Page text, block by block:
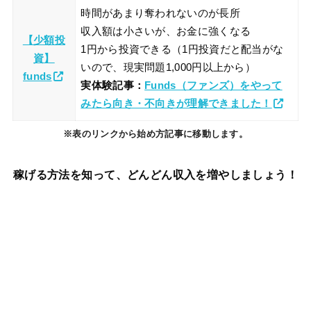
【少額投
資】
funds
時間があまり奪われないのが長所
収入額は小さいが、お金に強くなる
1円から投資できる（1円投資だと配当がな
いので、現実問題1,000円以上から）
実体験記事： Funds（ファンズ）をやって
みたら向き・不向きが理解できました！
※表のリンクから始め方記事に移動します。
稼げる方法を知って、どんどん収入を増やしましょう！